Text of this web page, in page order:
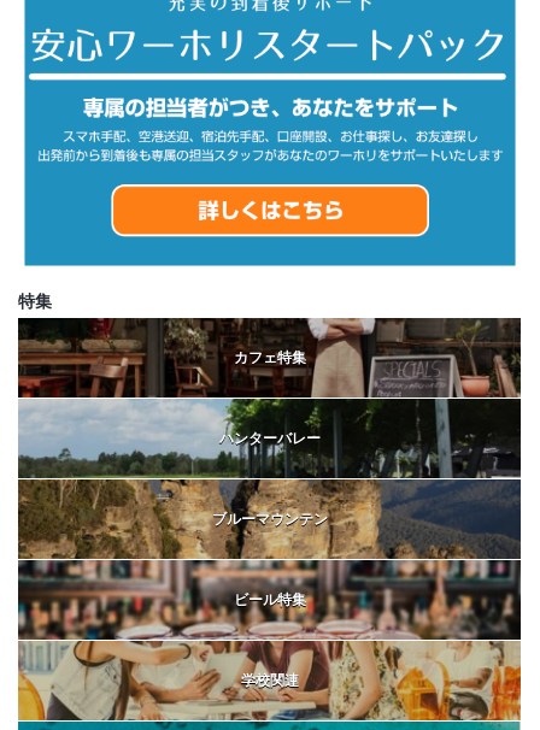
特集
カフェ特集
ハンターバレー
ブルーマウンテン
ビール特集
学校関連